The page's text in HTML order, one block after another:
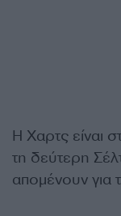
Η Χαρτς είναι
τη δεύτερη
απομένουν